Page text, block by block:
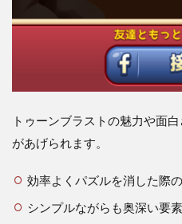
トゥーンブラストの魅力や面
があげられます。
効率よくパズルを消した際
シンプルながらも奥深い要